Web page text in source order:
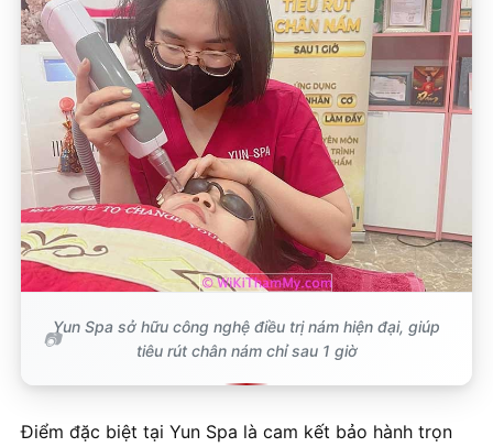
Yun Spa sở hữu công nghệ điều trị nám hiện đại, giúp
tiêu rút chân nám chỉ sau 1 giờ
Điểm đặc biệt tại Yun Spa là cam kết bảo hành trọn